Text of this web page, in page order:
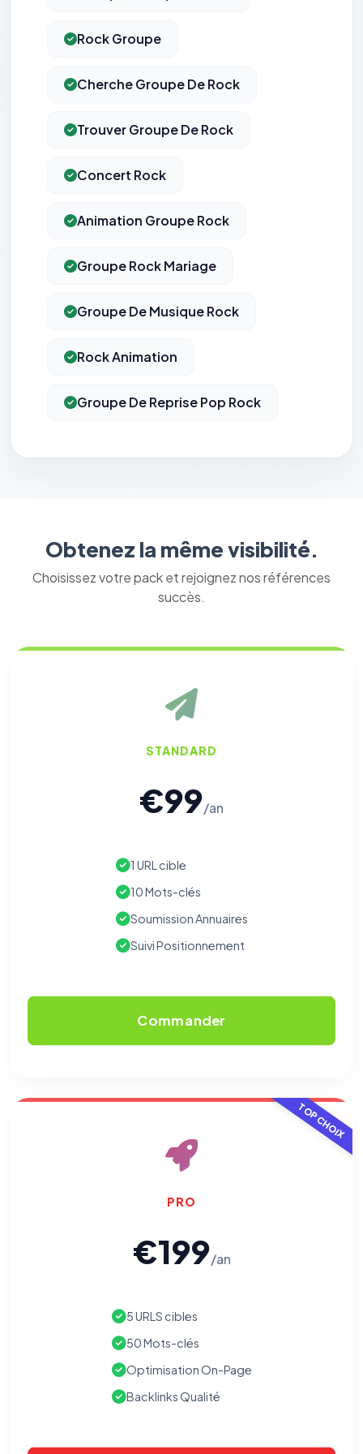
Rock Groupe
Cherche Groupe De Rock
Trouver Groupe De Rock
Concert Rock
Animation Groupe Rock
Groupe Rock Mariage
Groupe De Musique Rock
Rock Animation
Groupe De Reprise Pop Rock
Obtenez la même visibilité.
Choisissez votre pack et rejoignez nos références
succès.
STANDARD
€99/an
1 URL cible
10 Mots-clés
Soumission Annuaires
Suivi Positionnement
Commander
TOP CHOIX
PRO
€199/an
5 URLS cibles
50 Mots-clés
Optimisation On-Page
Backlinks Qualité
TOUJOURS ACTIF
Nécessaires au fonctionnement du site : session, sécurité,
mémorisation de vos choix de consentement. Ils ne
(pages visitées, durée de visite) pour l'améliorer. Données
anonymisées via Google Analytics.
Cookies marketing
Permettent d'afficher des publicités pertinentes et de
mesurer l'efficacité de nos campagnes (Google Ads,
Meta/Facebook). Vous pouvez les refuser sans impact sur
Traceurs des courriels HORS SITE WEB
pixels 2026 / FAQ juillet 2026).Ce suivi n'est pas géré par ce